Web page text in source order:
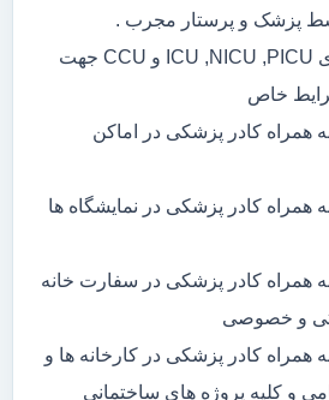
پزشک و پرستار مجرب .
اعزام آمبولانس های ICU ,NICU ,PICU و CCU جهت
شرایط خاص
همراه کادر پزشکی در اماکن
همراه کادر پزشکی در نمایشگاه ها
به همراه کادر پزشکی در سفارت خانه
و خصوصی
همراه کادر پزشکی در کارخانه ها و
و کلیه پروژه های ساختمانی